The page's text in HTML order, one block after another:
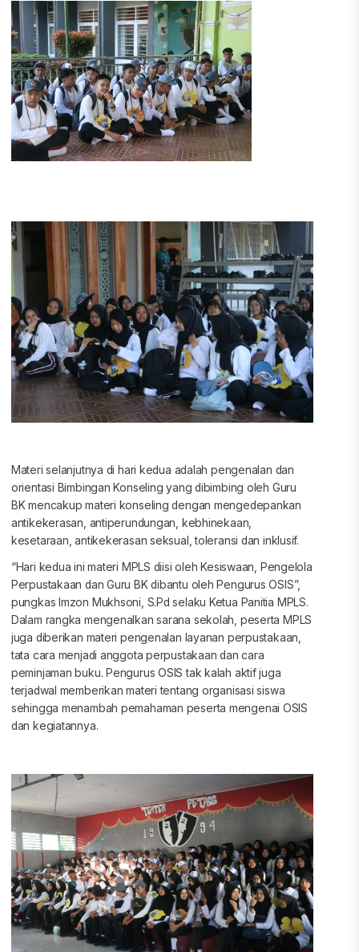
Materi selanjutnya di hari kedua adalah pengenalan dan
orientasi Bimbingan Konseling yang dibimbing oleh Guru
BK mencakup materi konseling dengan mengedepankan
antikekerasan, antiperundungan, kebhinekaan,
kesetaraan, antikekerasan seksual, toleransi dan inklusif.
“Hari kedua ini materi MPLS diisi oleh Kesiswaan, Pengelola
Perpustakaan dan Guru BK dibantu oleh Pengurus OSIS”,
pungkas Imzon Mukhsoni, S.Pd selaku Ketua Panitia MPLS.
Dalam rangka mengenalkan sarana sekolah, peserta MPLS
juga diberikan materi pengenalan layanan perpustakaan,
tata cara menjadi anggota perpustakaan dan cara
peminjaman buku. Pengurus OSIS tak kalah aktif juga
terjadwal memberikan materi tentang organisasi siswa
sehingga menambah pemahaman peserta mengenai OSIS
dan kegiatannya.